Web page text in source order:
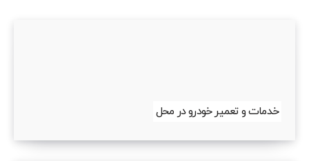
خدمات و تعمیر خودرو در محل